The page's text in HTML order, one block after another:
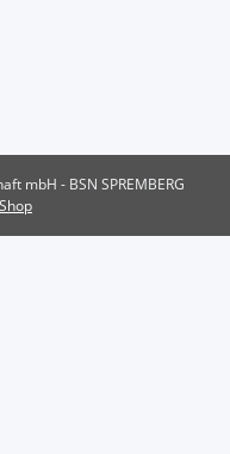
mbH - BSN SPREMBERG